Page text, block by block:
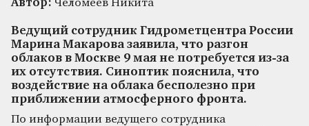
Автор: Челомеев Никита
Ведущий сотрудник Гидрометцентра России
Марина Макарова заявила, что разгон
облаков в Москве 9 мая не потребуется из-за
их отсутствия. Синоптик пояснила, что
воздействие на облака бесполезно при
приближении атмосферного фронта.
По информации ведущего сотрудника